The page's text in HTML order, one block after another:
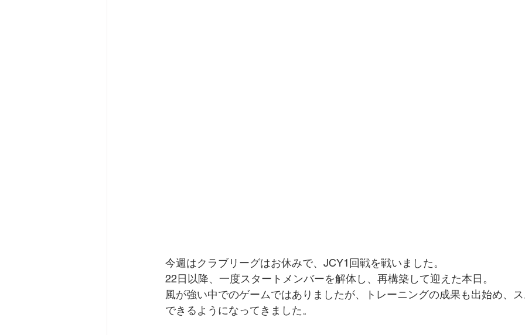
今週はクラブリーグはお休みで、JCY1回戦を戦いました。
22日以降、一度スタートメンバーを解体し、再構築して迎えた本日。
風が強い中でのゲームではありましたが、トレーニングの成果も出始め、
できるようになってきました。